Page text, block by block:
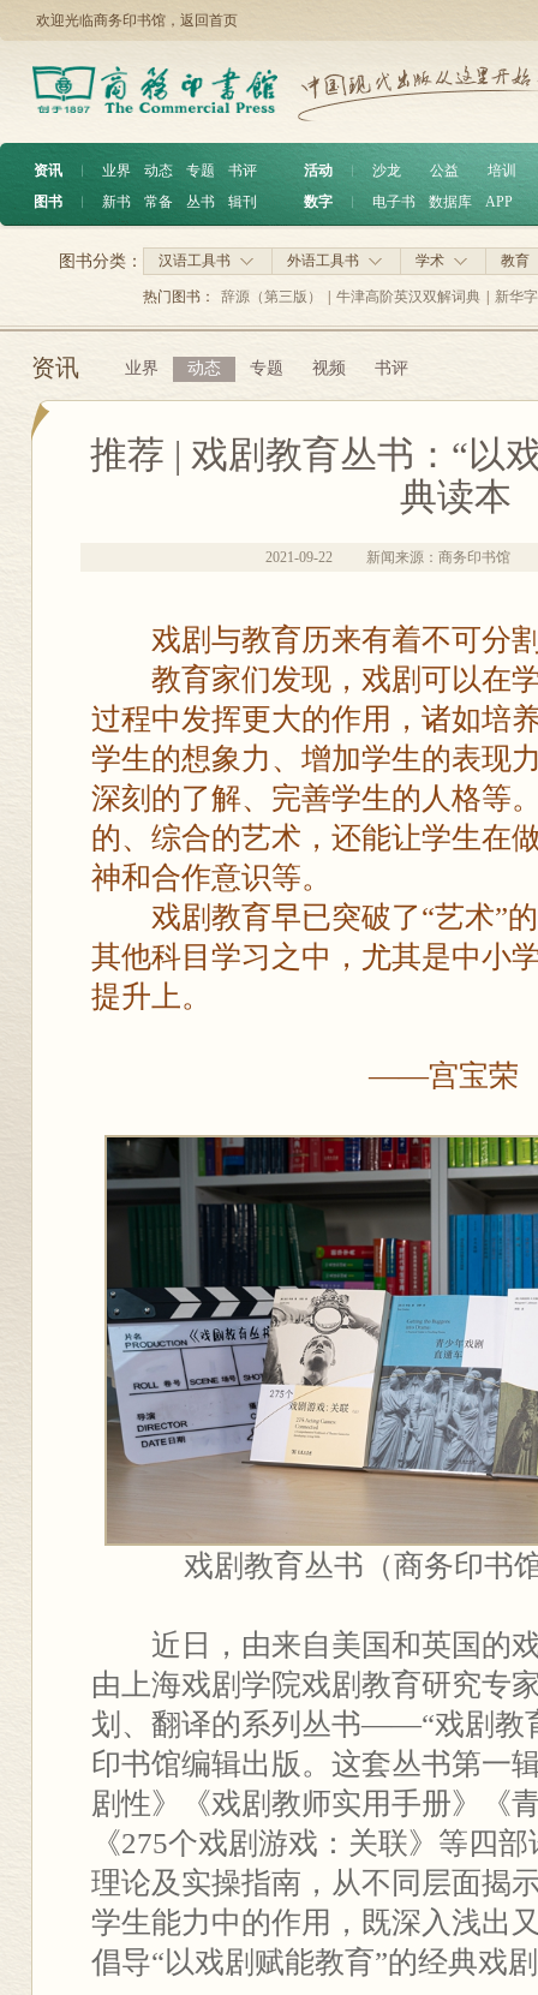
欢迎光临商务印书馆， 返回首页
资讯 ︱ 业界 动态 专题
书评
图书
︱ 新书 常备 丛书 辑刊
活动 沙龙 公益
培训
数字
电子书 数据库 APP
汉语工具书 外语工具书 学术 教育
图书分类：
热门图书： 辞源（第三版） 牛津高阶英汉双解词典 新华
资讯 业界 动态 专题 视频 书评
推荐 | 戏剧教育丛书：“以
典读本
2021-09-22 新闻来源：商务印书馆
戏剧与教育历来有着不可分
教育家们发现，戏剧可以在学
过程中发挥更大的作用，诸如培
学生的想象力、增加学生的表现
深刻的了解、完善学生的人格等
的、综合的艺术，还能让学生在
神和合作意识等。
戏剧教育早已突破了“艺术”的
其他科目学习之中，尤其是中小
提升上。
——宫宝荣
戏剧教育丛书（商务印书
近日，由来自美国和英国的戏
由上海戏剧学院戏剧教育研究专
划、翻译的系列丛书——“戏剧教
印书馆编辑出版。这套丛书第一
剧性》《戏剧教师实用手册》《
《275个戏剧游戏：关联》等四
理论及实操指南，从不同层面揭
学生能力中的作用，既深入浅出
倡导“以戏剧赋能教育”的经典戏